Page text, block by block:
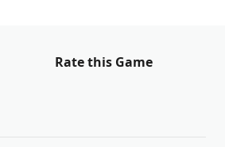
Rate this Game